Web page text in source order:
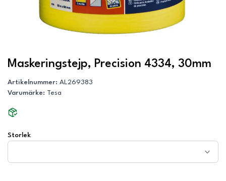
Maskeringstejp, Precision 4334, 30mm
Artikelnummer: AL269383
Varumärke: Tesa
Storlek